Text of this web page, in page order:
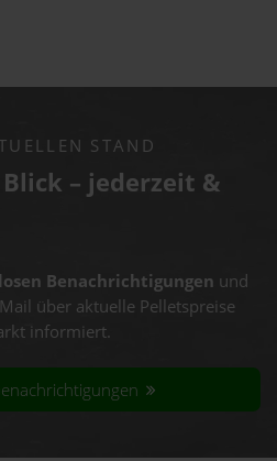
STAND
– jederzeit &
Benachrichtigungen und
über aktuelle Pelletspreise
informiert.